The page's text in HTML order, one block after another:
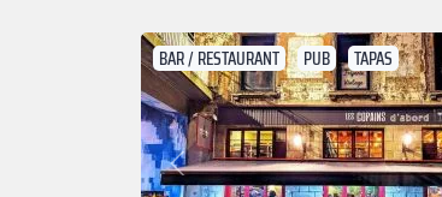
BAR / RESTAURANT PUB TAPAS
Précédent